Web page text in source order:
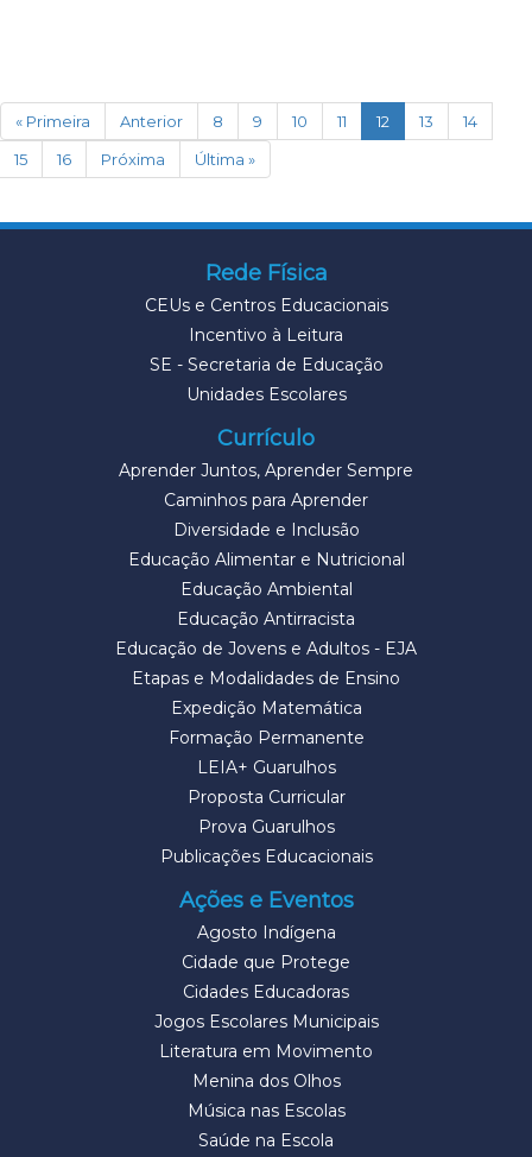
« Primeira Anterior 8 9 10 11 12 (current)
13
14
15
16 Próxima Última »
Rede Física
CEUs e Centros Educacionais
Incentivo à Leitura
SE - Secretaria de Educação
Unidades Escolares
Currículo
Aprender Juntos, Aprender Sempre
Caminhos para Aprender
Diversidade e Inclusão
Educação Alimentar e Nutricional
Educação Ambiental
Educação Antirracista
Educação de Jovens e Adultos - EJA
Etapas e Modalidades de Ensino
Expedição Matemática
Formação Permanente
LEIA+ Guarulhos
Proposta Curricular
Prova Guarulhos
Publicações Educacionais
Ações e Eventos
Agosto Indígena
Cidade que Protege
Cidades Educadoras
Jogos Escolares Municipais
Literatura em Movimento
Menina dos Olhos
Música nas Escolas
Saúde na Escola